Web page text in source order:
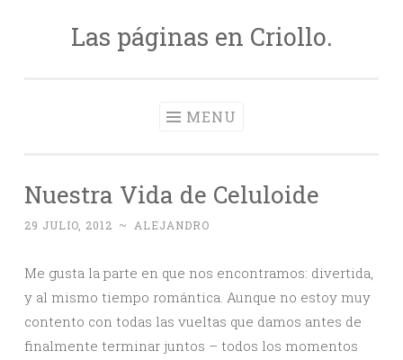
Las páginas en Criollo.
MENU
Nuestra Vida de Celuloide
29 JULIO, 2012 ~ ALEJANDRO
Me gusta la parte en que nos encontramos: divertida,
y al mismo tiempo romántica. Aunque no estoy muy
contento con todas las vueltas que damos antes de
finalmente terminar juntos – todos los momentos